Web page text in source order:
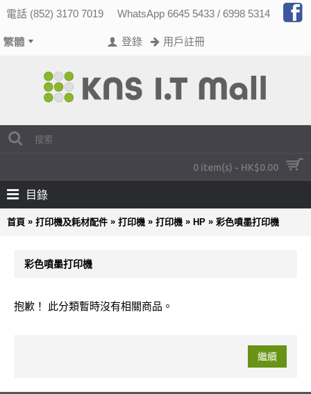
電話 (852) 3170 7019 WhatsApp 6645 5433 / 6998 5314
登錄 用戶註冊
0 item(s) - HK$0.00
目錄
首頁 » 打印機及耗材配件 » 打印機 » 打印機 » HP » 彩色噴墨打印機
彩色噴墨打印機
抱歉！ 此分類暫時沒有相關商品。
繼續